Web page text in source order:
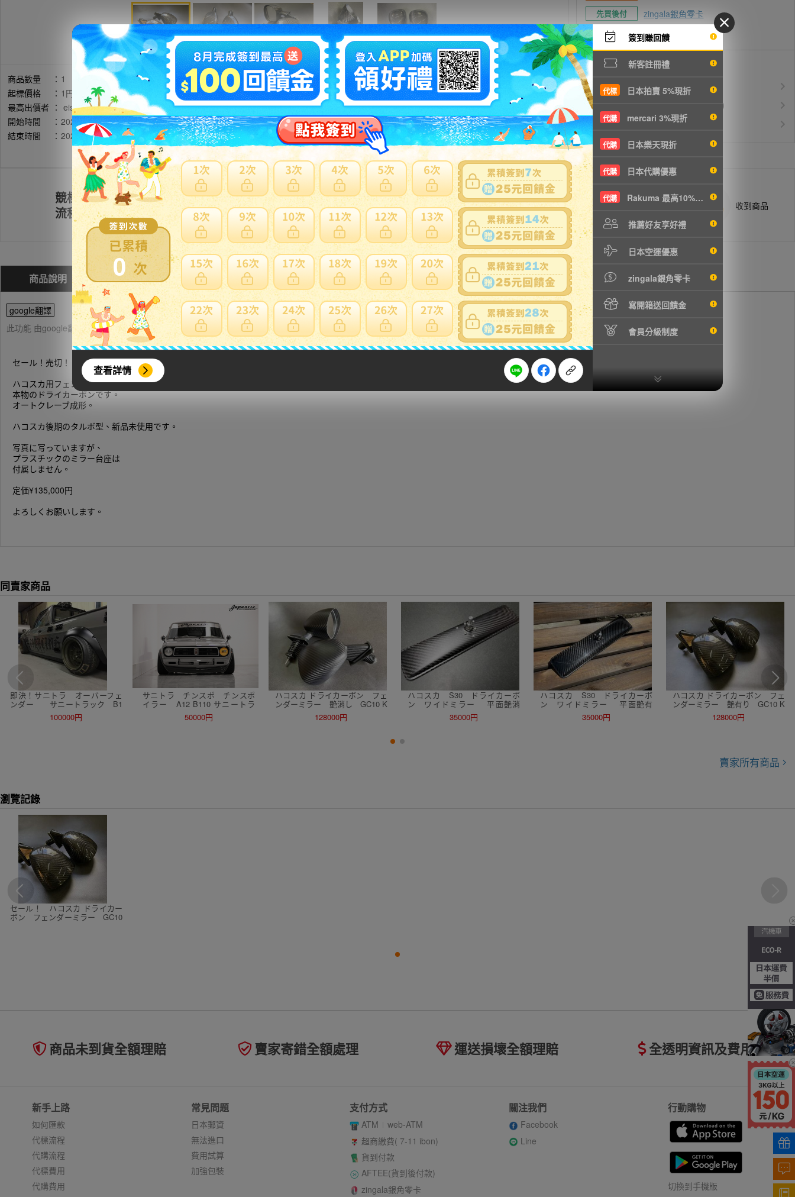
0
查看詳情
簽到賺回饋
新客註冊禮
代標 日本拍賣 5%現折
代購 mercari 3%現折
代購 日本樂天現折
代購 日本代購優惠
代購 Rakuma 最高10%現折
推薦好友享好禮
日本空運優惠
zingala銀角零卡
寫開箱送回饋金
會員分級制度
商品數量 ： 1
起標價格
： 1円
最高出價者 ： eishin / 評價:29
開始時間
： 2026年05月19日 19時39分(台灣時間)
結束時間
： 2026年05月26日 20時41分(台灣時間)
拍賣編號 ： w1216316110
商品新舊
： 新品(說明)
自動延長
：有
認証限制
：有(說明)
提前結束
：有
可否退貨
：否
先買後付 zingala銀角零卡
信用卡付款
優惠活動
免服務費 所有訂單服務費$0
空運優惠 運費$150/KG起(以克計價)
VIP會員 白金會員升等優惠
競標
流程
註冊會員 出價競標 得標填寫委託單 商品抵台通知出貨 收到商品
商品說明 問與答(0) 費用試算 問題商品反映流程
google翻譯
此功能 由google翻譯提供參考，樂淘不保證翻譯內容之正確性，詳細問題說明請使用商品問與答
セール！売切！
ハコスカ用フェンダーミラー です。
本物のドライカーボンです。
オートクレーブ成形。
ハコスカ後期のタルボ型、新品未使用です。
写真に写っていますが、
プラスチックのミラー台座は
付属しません。
定価¥135,000円
よろしくお願いします。
同賣家商品
即決！サニトラ オーバーフェ
ンダー サニートラック B1
100000円
サニトラ チンスポ チンスポ
イラー A12 B110 サニートラ
50000円
ハコスカ ドライカーボン フェ
ンダーミラー 艶消し GC10 K
PGC10 ハコスカ サニトラ L2
128000円
ハコスカ S30 ドライカーボ
ン ワイドミラー 平面艶消
し GC10 240Z N42 ケンメリ L
35000円
ハコスカ S30 ドライカーボ
ン ワイドミラー 平面艶有
り GC10 240Z N42 ケンメリ L
35000円
ハコスカ ドライカーボン フェ
ンダーミラー 艶有り GC10 K
PGC10 ハコスカ サニトラ L2
128000円
賣家所有商品
瀏覽記錄
セール！ ハコスカ ドライカー
ボン フェンダーミラー GC10
商品未到貨全額理賠 賣家寄錯全額處理 運送損壞全額理賠 全透明資訊及費用
新手上路
如何匯款
代標流程
代購流程
代標費用
代購費用
常見問題
日本郵資
無法進口
費用試算
加強包裝
支付方式
ATM
web-ATM
超商繳費( 7-11 ibon)
貨到付款
AFTEE(貨到後付款)
zingala銀角零卡
關注我們
Facebook
Line
行動購物
切換到手機版